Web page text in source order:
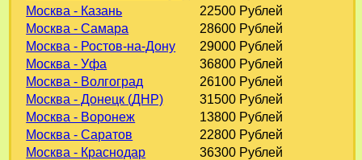
Москва - Казань
22500 Рублей
Москва - Самара
28600 Рублей
Москва - Ростов-на-Дону
29000 Рублей
Москва - Уфа
36800 Рублей
Москва - Волгоград
26100 Рублей
Москва - Донецк (ДНР)
31500 Рублей
Москва - Воронеж
13800 Рублей
Москва - Саратов
22800 Рублей
Москва - Краснодар
36300 Рублей